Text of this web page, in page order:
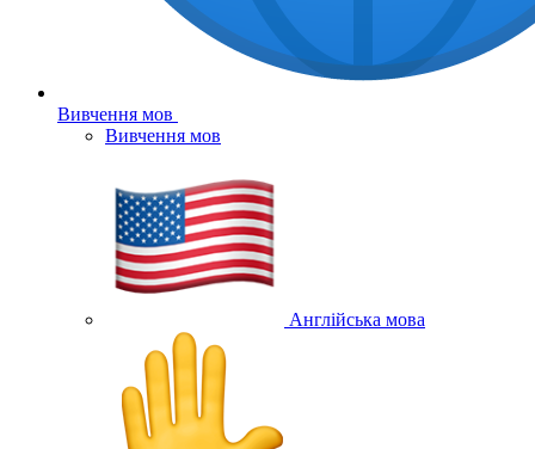
Вивчення мов
Вивчення мов
Англійська мова